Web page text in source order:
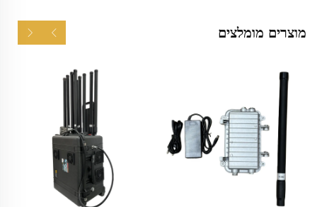
מוצרים מומלצים